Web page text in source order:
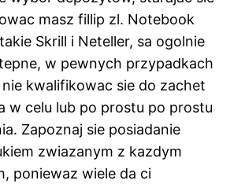
masz fillip zl. Notebook
Skrill i Neteller, sa ogolnie
w pewnych przypadkach
kwalifikowac sie do zachet
w celu lub po prostu po prostu
Zapoznaj sie posiadanie
zwiazanym z kazdym
poniewaz wiele da ci